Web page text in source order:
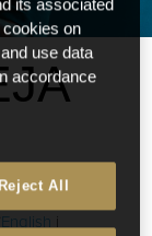
English
its associated
on
use data
accordance
Reject All